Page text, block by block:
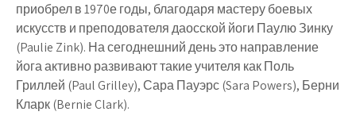
приобрел в 1970е годы, благодаря мастеру боевых
искусств и преподователя даосской йоги Паулю Зинку
(Paulie Zink). На сегоднешний день это направление
йога активно развивают такие учителя как Поль
Гриллей (Paul Grilley), Сара Пауэрс (Sara Powers), Берни
Кларк (Bernie Clark).